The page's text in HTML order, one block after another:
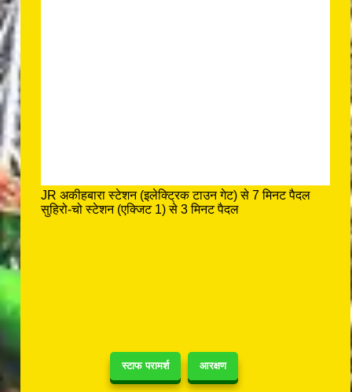
स्टाफ परामर्श आरक्षण
JR अकीहबारा स्टेशन (इलेक्ट्रिक टाउन गेट) से 7 मिनट पैदल
सुहिरो-चो स्टेशन (एक्जिट 1) से 3 मिनट पैदल